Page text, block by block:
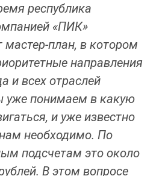
республика
«ПИК»
мастер-план, в котором
направления
и всех отраслей
понимаем в какую
и уже известно
необходимо. По
подсчетам это около
В этом вопросе